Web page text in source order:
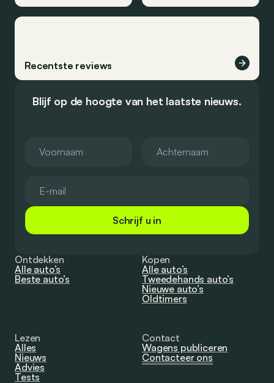
Recentste reviews
Blijf op de hoogte van het laatste nieuws.
Schrijf u in
Ontdekken
Alle auto’s
Beste auto’s
Kopen
Alle auto’s
Tweedehands auto’s
Nieuwe auto’s
Oldtimers
Lezen
Alles
Nieuws
Advies
Tests
Contact
Wagens publiceren
Contacteer ons